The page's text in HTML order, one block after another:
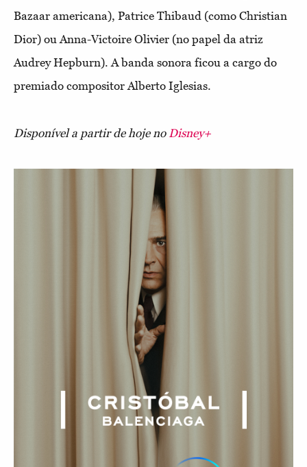
Bazaar americana), Patrice Thibaud (como Christian
Dior) ou Anna-Victoire Olivier (no papel da atriz
Audrey Hepburn). A banda sonora ficou a cargo do
premiado compositor Alberto Iglesias.
Disponível a partir de hoje no Disney+